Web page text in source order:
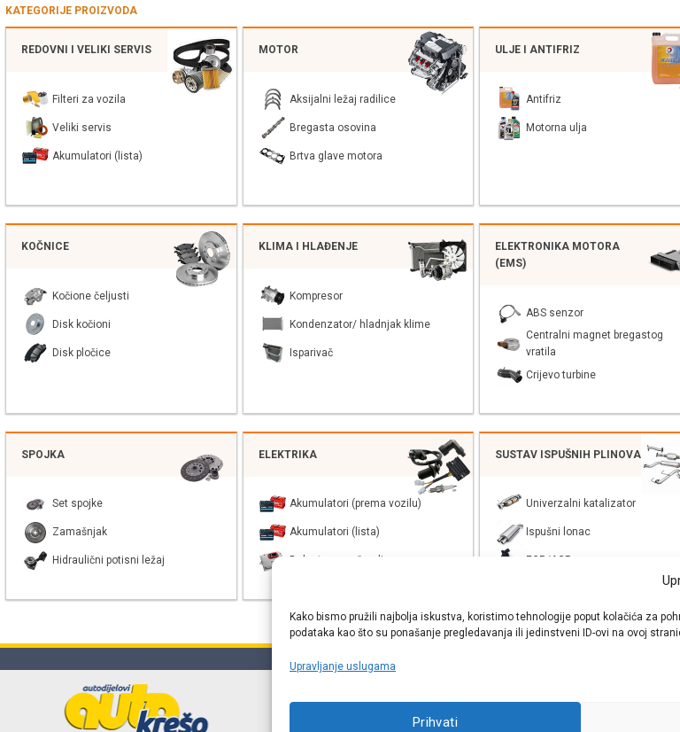
Kako bismo pružili najbolja iskustva, koristimo tehnologije poput kolačića za
podataka kao što su ponašanje pregledavanja ili jedinstveni ID-ovi na ovoj
Upravljanje uslugama
Prihvati
KATEGORIJE PROIZVODA
REDOVNI I VELIKI SERVIS
Filteri za vozila
Veliki servis
Akumulatori (lista)
MOTOR
Aksijalni ležaj radilice
Bregasta osovina
Brtva glave motora
ULJE I ANTIFRIZ
Antifriz
Motorna ulja
KOČNICE
Kočione čeljusti
Disk kočioni
Disk pločice
KLIMA I HLAĐENJE
Kompresor
Kondenzator/ hladnjak klime
Isparivač
ELEKTRONIKA MOTORA
(EMS)
ABS senzor
Centralni magnet bregastog
vratila
Crijevo turbine
SPOJKA
Set spojke
Zamašnjak
Hidraulični potisni ležaj
ELEKTRIKA
Akumulatori (prema vozilu)
Akumulatori (lista)
Balast xenon žarulje
SUSTAV ISPUŠNIH PLINOVA
Univerzalni katalizator
Ispušni lonac
EGR/AGR
Online webshop autodijelova- Auto Krešo - preko 200
proizvođača rezervnih dijelova za sve vrste i tipove osobnih i